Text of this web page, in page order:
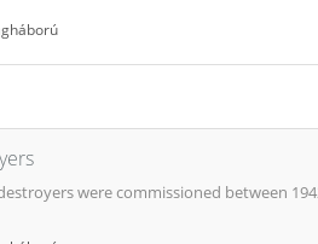
were commissioned between